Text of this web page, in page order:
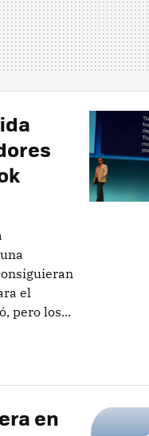
el
pero los...
en